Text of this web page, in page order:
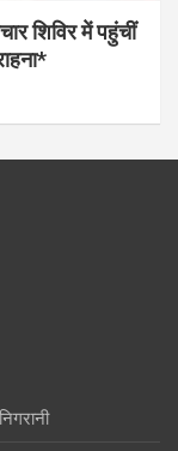
शिविर में पहुंचीं